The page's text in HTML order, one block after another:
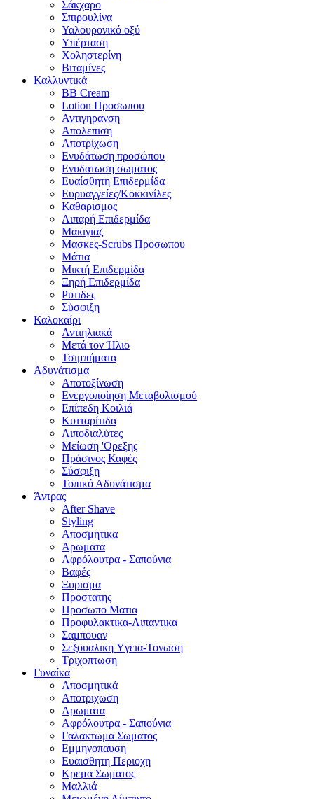
Σάκχαρο
Σπιρουλίνα
Υαλουρονικό οξύ
Υπέρταση
Χοληστερίνη
Βιταμίνες
Καλλυντικά
BB Cream
Lotion Προσωπου
Αντιγηρανση
Απολεπιση
Αποτρίχωση
Ενυδάτωση προσώπου
Ενυδατωση σωματος
Ευαίσθητη Επιδερμίδα
Ευρυαγγείες/Κοκκινίλες
Καθαρισμος
Λιπαρή Επιδερμίδα
Μακιγιαζ
Μασκες-Scrubs Προσωπου
Μάτια
Μικτή Επιδερμίδα
Ξηρή Επιδερμίδα
Ρυτιδες
Σύσφιξη
Καλοκαίρι
Αντιηλιακά
Μετά τον Ήλιο
Τσιμπήματα
Αδυνάτισμα
Αποτοξίνωση
Ενεργοποίηση Μεταβολισμού
Επίπεδη Κοιλιά
Κυτταρίτιδα
Λιποδιαλύτες
Μείωση 'Ορεξης
Πράσινος Καφές
Σύσφιξη
Τοπικό Αδυνάτισμα
Άντρας
After Shave
Styling
Αποσμητικα
Αρωματα
Αφρόλουτρα - Σαπούνια
Βαφές
Ξυρισμα
Προστατης
Προσωπο Ματια
Προφυλακτικα-Λιπαντικα
Σαμπουαν
Σεξουαλικη Yγεια-Τονωση
Τριχοπτωση
Γυναίκα
Αποσμητικά
Αποτριχωση
Αρωματα
Αφρόλουτρα - Σαπούνια
Γαλακτωμα Σωματος
Εμμηνοπαυση
Ευαισθητη Περιοχη
Κρεμα Σωματος
Μαλλιά